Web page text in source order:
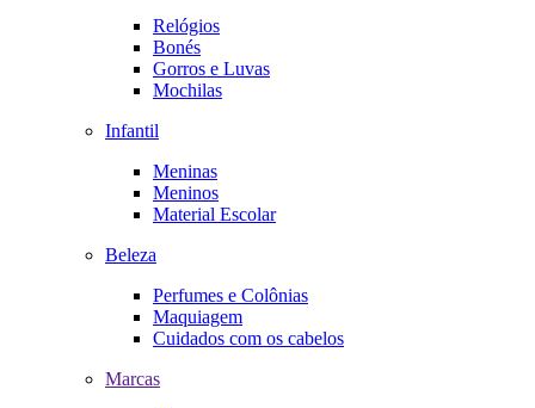
Relógios
Bonés
Gorros e Luvas
Mochilas
Infantil
Meninas
Meninos
Material Escolar
Beleza
Perfumes e Colônias
Maquiagem
Cuidados com os cabelos
Marcas